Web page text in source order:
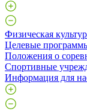
Физическая
Целевые
Положения о
Спортивные
Информация для